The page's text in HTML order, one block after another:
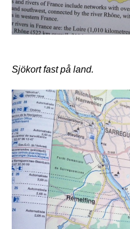
Sjökort fast på land.